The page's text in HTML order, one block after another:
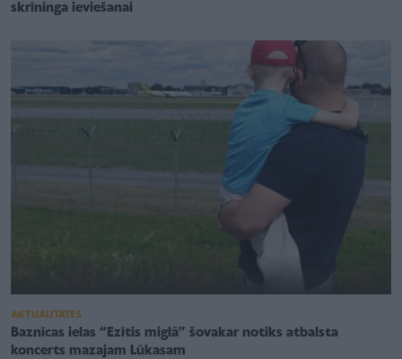
skrīninga ieviešanai
AKTUALITĀTES
Baznīcas ielas “Ezītis miglā” šovakar notiks atbalsta
koncerts mazajam Lūkasam